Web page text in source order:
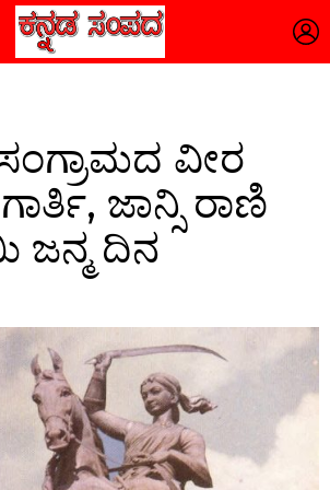
ಸಂಗ್ರಾಮದ ವೀರ
ಜಾನ್ಸಿ ರಾಣಿ
ಜನ್ಮ ದಿನ